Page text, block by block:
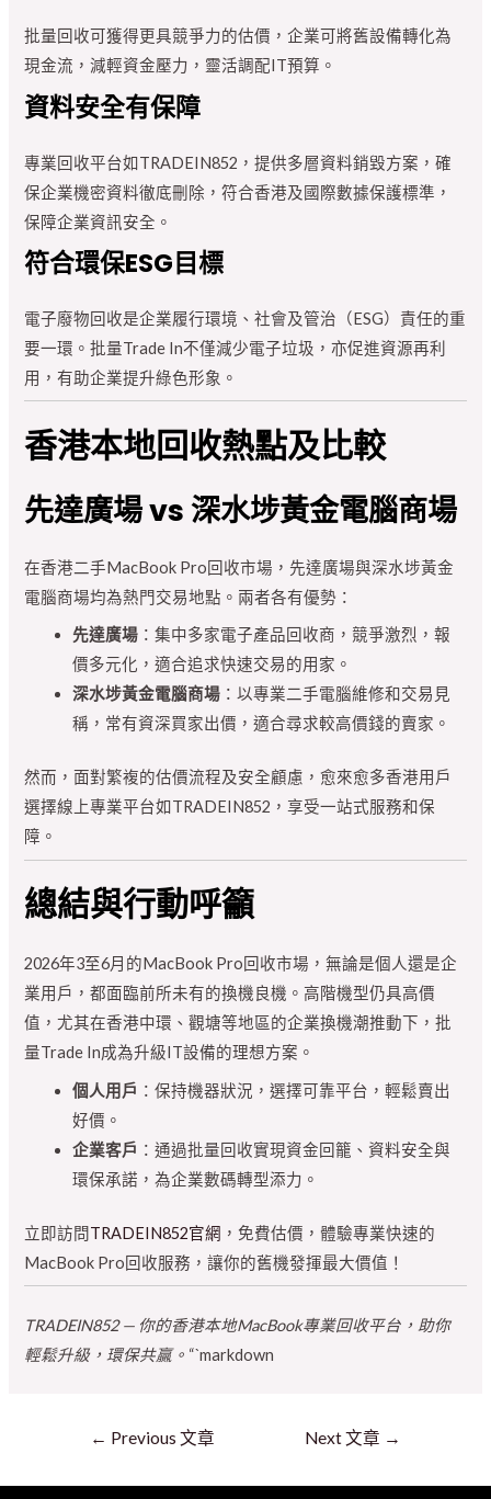
批量回收可獲得更具競爭力的估價，企業可將舊設備轉化為
現金流，減輕資金壓力，靈活調配IT預算。
資料安全有保障
專業回收平台如TRADEIN852，提供多層資料銷毀方案，確
保企業機密資料徹底刪除，符合香港及國際數據保護標準，
保障企業資訊安全。
符合環保ESG目標
電子廢物回收是企業履行環境、社會及管治（ESG）責任的重
要一環。批量Trade In不僅減少電子垃圾，亦促進資源再利
用，有助企業提升綠色形象。
香港本地回收熱點及比較
先達廣場 vs 深水埗黃金電腦商場
在香港二手MacBook Pro回收市場，先達廣場與深水埗黃金
電腦商場均為熱門交易地點。兩者各有優勢：
先達廣場 ：集中多家電子產品回收商，競爭激烈，報
價多元化，適合追求快速交易的用家。
深水埗黃金電腦商場 ：以專業二手電腦維修和交易見
稱，常有資深買家出價，適合尋求較高價錢的賣家。
然而，面對繁複的估價流程及安全顧慮，愈來愈多香港用戶
選擇線上專業平台如TRADEIN852，享受一站式服務和保
障。
總結與行動呼籲
2026年3至6月的MacBook Pro回收市場，無論是個人還是企
業用戶，都面臨前所未有的換機良機。高階機型仍具高價
值，尤其在香港中環、觀塘等地區的企業換機潮推動下，批
量Trade In成為升級IT設備的理想方案。
個人用戶 ：保持機器狀況，選擇可靠平台，輕鬆賣出
好價。
企業客戶 ：通過批量回收實現資金回籠、資料安全與
環保承諾，為企業數碼轉型添力。
立即訪問TRADEIN852官網 ，免費估價，體驗專業快速的
MacBook Pro回收服務，讓你的舊機發揮最大價值！
TRADEIN852 — 你的香港本地MacBook專業回收平台，助你
輕鬆升級，環保共贏。 “`markdown
← Previous 文章 Next 文章 →